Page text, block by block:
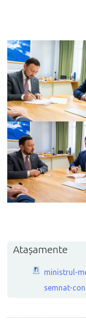
Atașamente
ministrul-
semnat-